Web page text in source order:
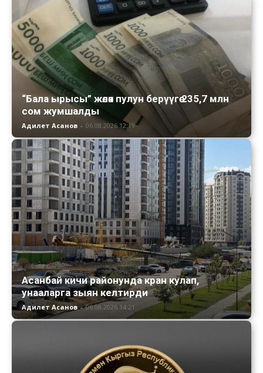
“Бала ырысы” жөлөк пулун берүүгө 235,7 млн
сом жумшалды
Адилет Асанов - 06.08.2026 12:19
Асанбай кичи районунда кран кулап,
унааларга зыян келтирди
Адилет Асанов - 06.08.2026 14:21